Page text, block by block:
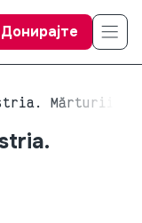
Донирајте
Mărturii.